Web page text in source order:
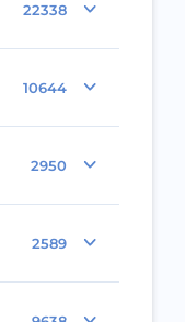
22338
10644
2950
2589